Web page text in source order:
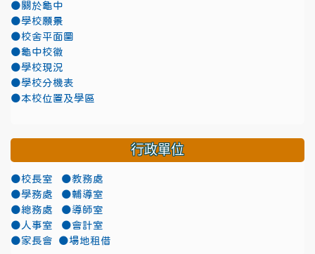
●關於龜中
●學校願景
●校舍平面圖
●龜中校徽
●學校現況
●學校分機表
●本校位置及學區
行政單位
●校長室
●教務處
●學務處
●輔導室
●總務處
●導師室
●人事室
●會計室
●家長會
●場地租借